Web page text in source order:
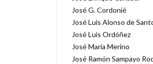
José G. Cordonié
José Luis Alonso de
José Luis Ordóñez
José María Merino
José Ramón Sampayo